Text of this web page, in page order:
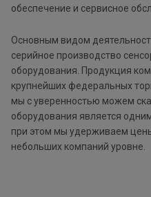
обеспечение и сервисное
Основным видом
серийное производство
оборудования. Продукция
крупнейших федеральных
мы с уверенностью можем
оборудования является
при этом мы удерживаем
небольших компаний уровне.